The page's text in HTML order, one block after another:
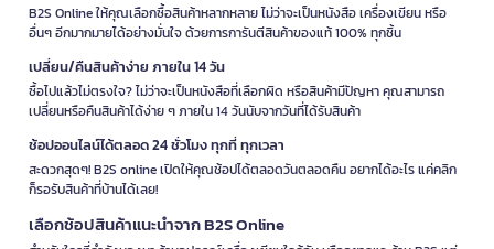
B2S Online ให้คุณเลือกซื้อสินค้าหลากหลาย ไม่ว่าจะเป็นหนังสือ เครื่องเขียน หรือ
อื่นๆ อีกมากมายได้อย่างมั่นใจ ด้วยการการันตีสินค้าของแท้ 100% ทุกชิ้น
เปลี่ยน/คืนสินค้าง่าย ภายใน 14 วัน
ซื้อไปแล้วไม่ตรงใจ? ไม่ว่าจะเป็นหนังสือที่เลือกผิด หรือสินค้ามีปัญหา คุณสามารถ
เปลี่ยนหรือคืนสินค้าได้ง่าย ๆ ภายใน 14 วันนับจากวันที่ได้รับสินค้า
ช้อปออนไลน์ได้ตลอด 24 ชั่วโมง ทุกที่ ทุกเวลา
สะดวกสุดๆ! B2S online เปิดให้คุณช้อปได้ตลอดวันตลอดคืน อยากได้อะไร แค่คลิก
ก็รอรับสินค้าที่บ้านได้เลย!
เลือกช้อปสินค้าแนะนำจาก B2S Online